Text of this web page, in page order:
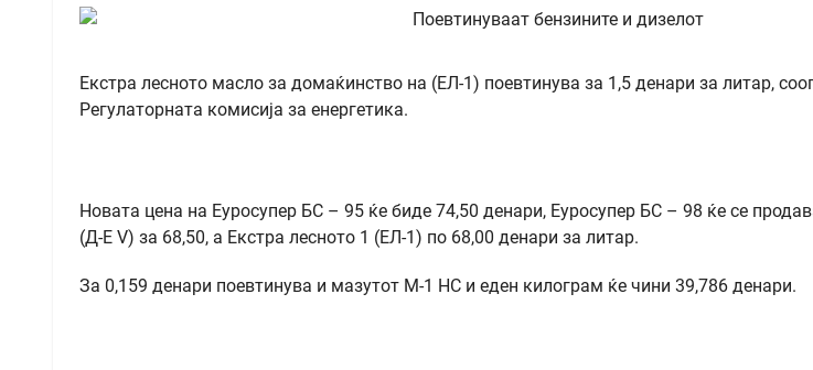
Екстра лесното масло за домаќинство на (ЕЛ-1) поевтинува за 1,5 денари за литар,
Регулаторната комисија за енергетика.
Новата цена на Еуросупер БС – 95 ќе биде 74,50 денари, Еуросупер БС – 98 ќе се
(Д-Е V) за 68,50, а Екстра лесното 1 (ЕЛ-1) по 68,00 денари за литар.
За 0,159 денари поевтинува и мазутот М-1 НС и еден килограм ќе чини 39,786 денари.